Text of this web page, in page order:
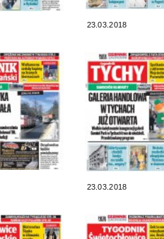
23.03.2018
23.03.2018